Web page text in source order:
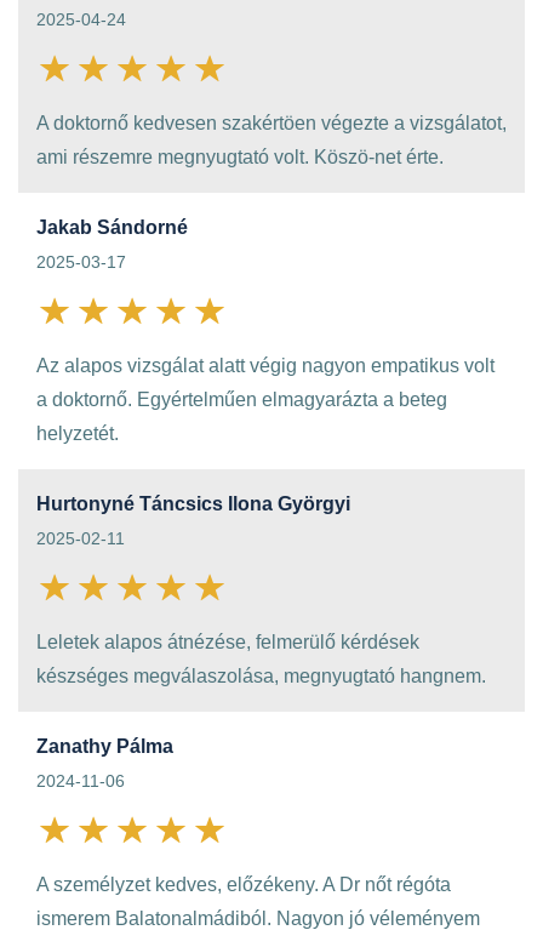
2025-04-24
A doktornő kedvesen szakértöen végezte a vizsgálatot,
ami részemre megnyugtató volt. Köszö-net érte.
Jakab Sándorné
2025-03-17
Az alapos vizsgálat alatt végig nagyon empatikus volt
a doktornő. Egyértelműen elmagyarázta a beteg
helyzetét.
Hurtonyné Táncsics Ilona Györgyi
2025-02-11
Leletek alapos átnézése, felmerülő kérdések
készséges megválaszolása, megnyugtató hangnem.
Zanathy Pálma
2024-11-06
A személyzet kedves, előzékeny. A Dr nőt régóta
ismerem Balatonalmádiból. Nagyon jó véleményem